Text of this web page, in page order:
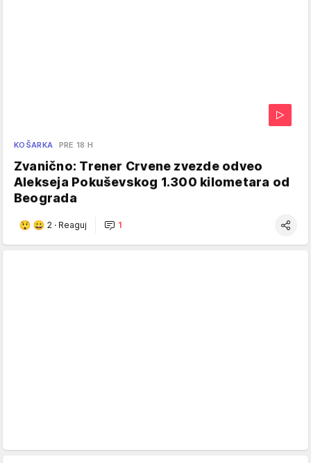
KOŠARKA PRE 18 H
Zvanično: Trener Crvene zvezde odveo
Alekseja Pokuševskog 1.300 kilometara od
Beograda
2 · Reaguj 1